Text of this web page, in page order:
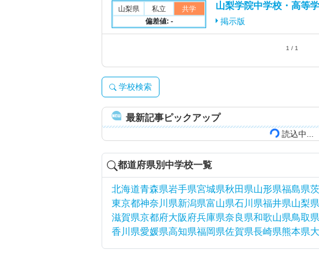
山梨学院中学校・高等
山梨県 私立
共学
偏差値: -
掲示版
1 / 1
学校検索
最新記事ピックアップ
読込中...
都道府県別中学校一覧
北海道青森県岩手県宮城県秋田県山形県福島県
東京都神奈川県新潟県富山県石川県福井県山梨県
滋賀県京都府大阪府兵庫県奈良県和歌山県鳥取県
香川県愛媛県高知県福岡県佐賀県長崎県熊本県